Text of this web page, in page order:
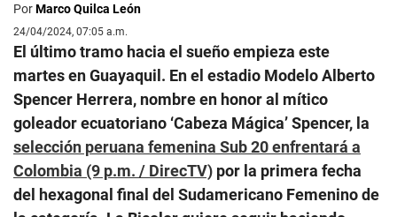
PorMarco Quilca León
24/04/2024, 07:05 a.m.
El último tramo hacia el sueño empieza este
martes en Guayaquil. En el estadio Modelo Alberto
Spencer Herrera, nombre en honor al mítico
goleador ecuatoriano ‘Cabeza Mágica’ Spencer, la
selección peruana femenina Sub 20 enfrentará a
Colombia (9 p.m. / DirecTV) por la primera fecha
del hexagonal final del Sudamericano Femenino de